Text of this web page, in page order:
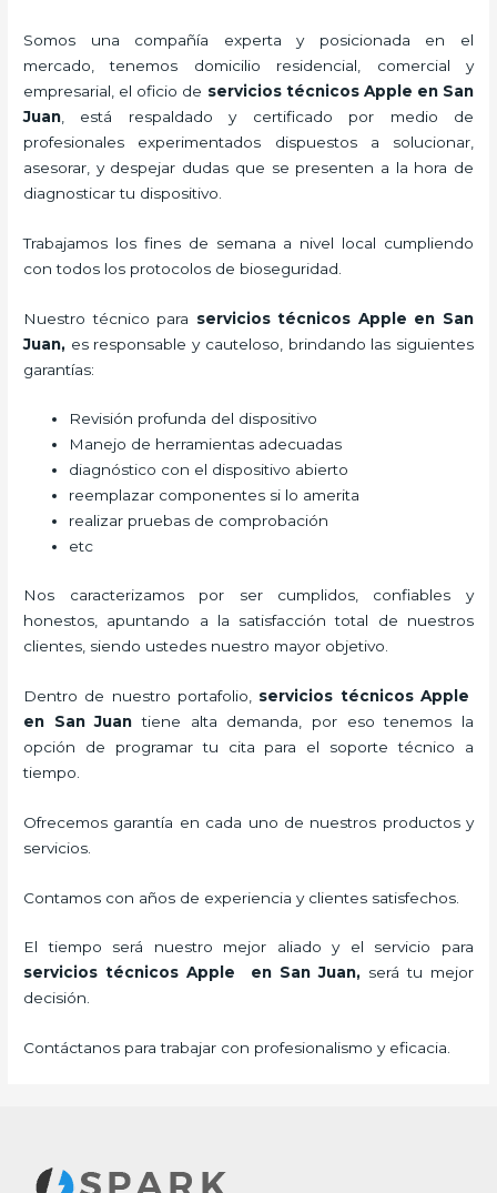
Somos una compañía experta y posicionada en el
mercado, tenemos domicilio residencial, comercial y
empresarial, el oficio de servicios técnicos Apple en San
Juan , está respaldado y certificado por medio de
profesionales experimentados dispuestos a solucionar,
asesorar, y despejar dudas que se presenten a la hora de
diagnosticar tu dispositivo.
Trabajamos los fines de semana a nivel local cumpliendo
con todos los protocolos de bioseguridad.
Nuestro técnico para servicios técnicos Apple en San
Juan, es responsable y cauteloso, brindando las siguientes
garantías:
Revisión profunda del dispositivo
Manejo de herramientas adecuadas
diagnóstico con el dispositivo abierto
reemplazar componentes si lo amerita
realizar pruebas de comprobación
etc
Nos caracterizamos por ser cumplidos, confiables y
honestos, apuntando a la satisfacción total de nuestros
clientes, siendo ustedes nuestro mayor objetivo.
Dentro de nuestro portafolio, servicios técnicos Apple
en San Juan tiene alta demanda, por eso tenemos la
opción de programar tu cita para el soporte técnico a
tiempo.
Ofrecemos garantía en cada uno de nuestros productos y
servicios.
Contamos con años de experiencia y clientes satisfechos.
El tiempo será nuestro mejor aliado y el servicio para
servicios técnicos Apple en San Juan, será tu mejor
decisión.
Contáctanos para trabajar con profesionalismo y eficacia.